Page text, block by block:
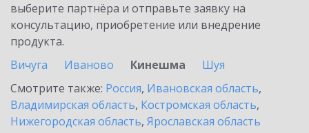
выберите партнёра и отправьте заявку на
консультацию, приобретение или внедрение
продукта.
Вичуга
Иваново Кинешма
Шуя
Смотрите также: Россия, Ивановская область,
Владимирская область, Костромская область,
Нижегородская область, Ярославская область